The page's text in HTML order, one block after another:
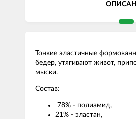
Тонкие эластичные
бедер, утягивают живот,
мыски.
Состав:
78% - полиамид,
21% - эластан,